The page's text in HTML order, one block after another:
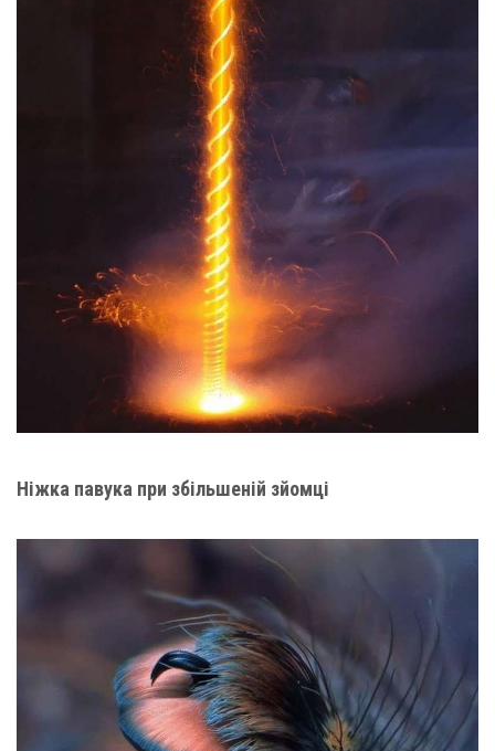
Ніжка павука при збільшеній зйомці